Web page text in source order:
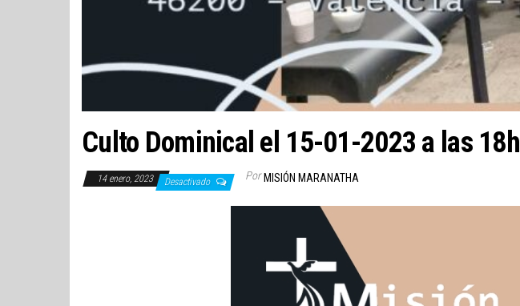
Culto Dominical el 15-01-2023 a las 18h
14 enero, 2023 Desactivado Por MISIÓN MARANATHA